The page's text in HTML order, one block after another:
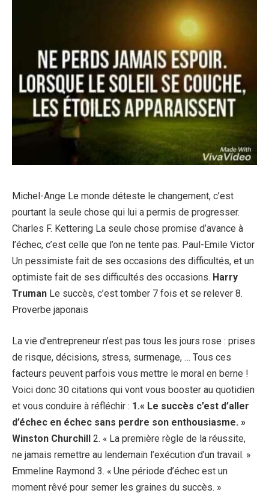
Michel-Ange Le monde déteste le changement, c’est
pourtant la seule chose qui lui a permis de progresser.
Charles F. Kettering La seule chose promise d’avance à
l’échec, c’est celle que l’on ne tente pas. Paul-Emile Victor
Un pessimiste fait de ses occasions des difficultés, et un
optimiste fait de ses difficultés des occasions. Harry
Truman Le succès, c’est tomber 7 fois et se relever 8.
Proverbe japonais
La vie d’entrepreneur n’est pas tous les jours rose : prises
de risque, décisions, stress, surmenage, … Tous ces
facteurs peuvent parfois vous mettre le moral en berne !
Voici donc 30 citations qui vont vous booster au quotidien
et vous conduire à réfléchir : 1.« Le succès c’est d’aller
d’échec en échec sans perdre son enthousiasme. »
Winston Churchill 2. « La première règle de la réussite,
ne jamais remettre au lendemain l’exécution d’un travail. »
Emmeline Raymond 3. « Une période d’échec est un
moment rêvé pour semer les graines du succès. »